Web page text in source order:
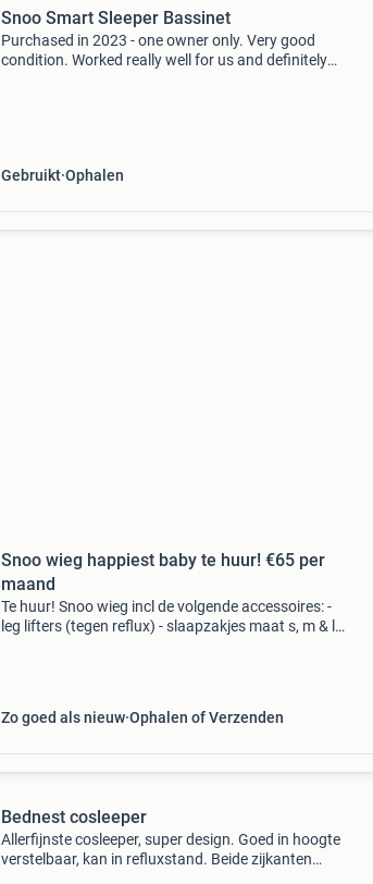
Snoo Smart Sleeper Bassinet
Purchased in 2023 - one owner only. Very good
condition. Worked really well for us and definitely
Gebruikt Ophalen
Snoo wieg happiest baby te huur! €65 per
maand
Te huur! Snoo wieg incl de volgende accessoires: -
leg lifters (tegen reflux) - slaapzakjes maat s, m & l -
Zo goed als nieuw Ophalen of Verzenden
Bednest cosleeper
Allerfijnste cosleeper, super design. Goed in hoogte
verstelbaar, kan in refluxstand. Beide zijkanten